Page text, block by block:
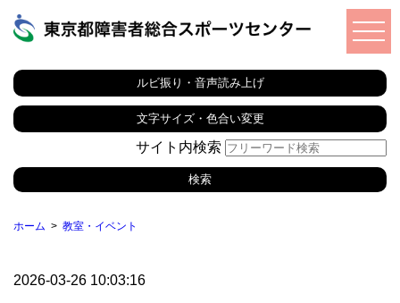
ルビ振り・音声読み上げ
文字サイズ・色合い変更
サイト内検索
ホーム 教室・イベント
2026-03-26 10:03:16